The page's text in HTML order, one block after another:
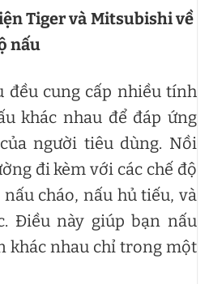
Tiger và Mitsubishi về
nấu
đều cung cấp nhiều tính
khác nhau để đáp ứng
người tiêu dùng. Nồi
đi kèm với các chế độ
cháo, nấu hủ tiếu, và
Điều này giúp bạn nấu
khác nhau chỉ trong một